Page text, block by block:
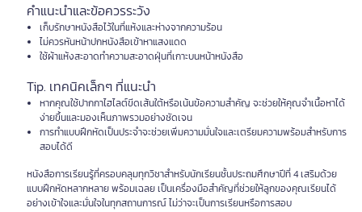
คำแนะนำและข้อควรระวัง
เก็บรักษาหนังสือไว้ในที่แห้งและห่างจากความร้อน
ไม่ควรหันหน้าปกหนังสือเข้าหาแสงแดด
ใช้ผ้าแห้งสะอาดทำความสะอาดฝุ่นที่เกาะบนหน้าหนังสือ
Tip. เทคนิคเล็กๆ ที่แนะนำ
หากคุณใช้ปากกาไฮไลต์ขีดเส้นใต้หรือเน้นข้อความสำคัญ จะช่วยให้คุณจำเนื้อหาได้
ง่ายขึ้นและมองเห็นภาพรวมอย่างชัดเจน
การทำแบบฝึกหัดเป็นประจำจะช่วยเพิ่มความมั่นใจและเตรียมความพร้อมสำหรับการ
สอบได้ดี
หนังสือการเรียนรู้ที่ครอบคลุมทุกวิชาสำหรับนักเรียนชั้นประถมศึกษาปีที่ 4 เสริมด้วย
แบบฝึกหัดหลากหลาย พร้อมเฉลย เป็นเครื่องมือสำคัญที่ช่วยให้ลูกของคุณเรียนได้
อย่างเข้าใจและมั่นใจในทุกสถานการณ์ ไม่ว่าจะเป็นการเรียนหรือการสอบ